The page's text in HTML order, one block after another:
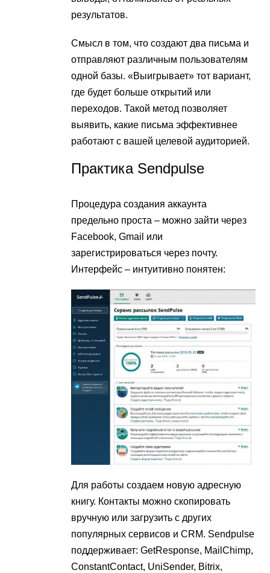
результатов.
Смысл в том, что создают два письма и
отправляют различным пользователям
одной базы. «Выигрывает» тот вариант,
где будет больше открытий или
переходов. Такой метод позволяет
выявить, какие письма эффективнее
работают с вашей целевой аудиторией.
Практика Sendpulse
Процедура создания аккаунта
предельно проста – можно зайти через
Facebook, Gmail или
зарегистрироваться через почту.
Интерфейс – интуитивно понятен:
Для работы создаем новую адресную
книгу. Контакты можно скопировать
вручную или загрузить с других
популярных сервисов и CRM. Sendpulse
поддерживает: GetResponse, MailChimp,
ConstantContact, UniSender, Bitrix,